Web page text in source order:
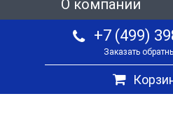
О компании
+7 (499)
Заказать